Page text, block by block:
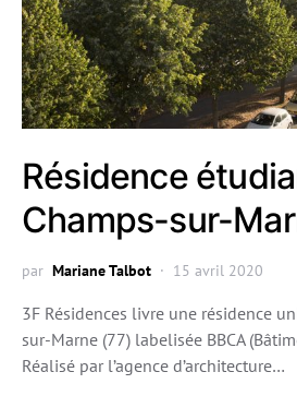
Résidence
Champs-sur-
par Mariane Talbot 15 avril 2020
3F Résidences livre une résidence
sur-Marne (77) labelisée BBCA
Réalisé par l’agence d’architecture…